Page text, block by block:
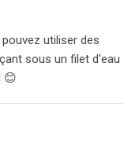
utiliser des
sous un filet d'eau
😊